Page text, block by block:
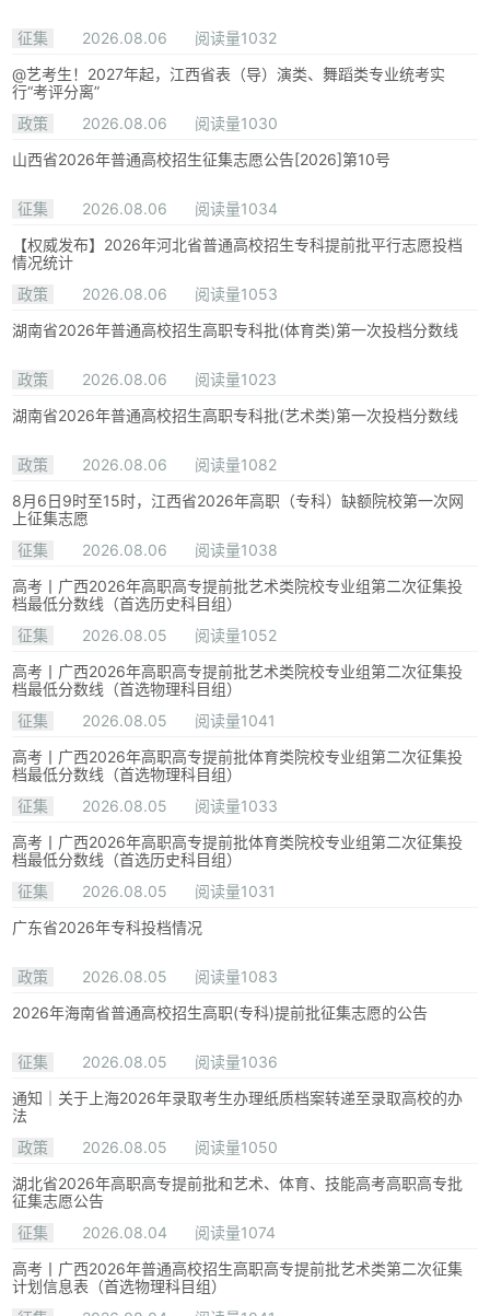
征集 2026.08.06
阅读量1032
@艺考生！2027年起，江西省表（导）演类、舞蹈类专业统考实
行“考评分离”
政策
2026.08.06
阅读量1030
山西省2026年普通高校招生征集志愿公告[2026]第10号
征集 2026.08.06
阅读量1034
【权威发布】2026年河北省普通高校招生专科提前批平行志愿投档
情况统计
政策
2026.08.06
阅读量1053
湖南省2026年普通高校招生高职专科批(体育类)第一次投档分数线
政策 2026.08.06
阅读量1023
湖南省2026年普通高校招生高职专科批(艺术类)第一次投档分数线
政策 2026.08.06
阅读量1082
8月6日9时至15时，江西省2026年高职（专科）缺额院校第一次网
上征集志愿
征集
2026.08.06
阅读量1038
高考丨广西2026年高职高专提前批艺术类院校专业组第二次征集投
档最低分数线（首选历史科目组）
征集
2026.08.05
阅读量1052
高考丨广西2026年高职高专提前批艺术类院校专业组第二次征集投
档最低分数线（首选物理科目组）
征集
2026.08.05
阅读量1041
高考丨广西2026年高职高专提前批体育类院校专业组第二次征集投
档最低分数线（首选物理科目组）
征集
2026.08.05
阅读量1033
高考丨广西2026年高职高专提前批体育类院校专业组第二次征集投
档最低分数线（首选历史科目组）
征集
2026.08.05
阅读量1031
广东省2026年专科投档情况
政策 2026.08.05
阅读量1083
2026年海南省普通高校招生高职(专科)提前批征集志愿的公告
征集 2026.08.05
阅读量1036
通知｜关于上海2026年录取考生办理纸质档案转递至录取高校的办
法
政策
2026.08.05
阅读量1050
湖北省2026年高职高专提前批和艺术、体育、技能高考高职高专批
征集志愿公告
征集
2026.08.04
阅读量1074
高考丨广西2026年普通高校招生高职高专提前批艺术类第二次征集
计划信息表（首选物理科目组）